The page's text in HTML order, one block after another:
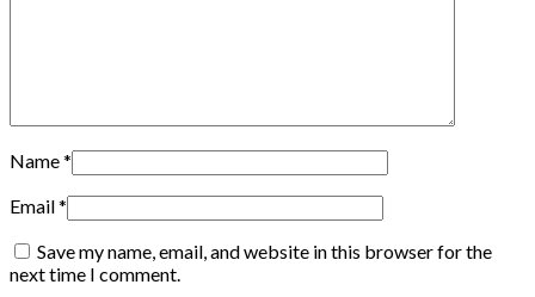
Name*
Email*
Save my name, email, and website in this browser for the
next time I comment.